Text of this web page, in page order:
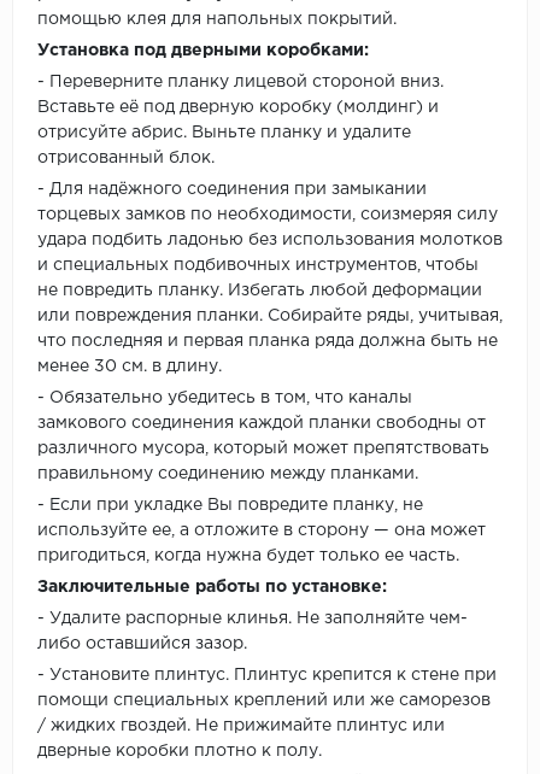
помощью клея для напольных покрытий.
Установка под дверными коробками:
- Переверните планку лицевой стороной вниз.
Вставьте её под дверную коробку (молдинг) и
отрисуйте абрис. Выньте планку и удалите
отрисованный блок.
- Для надёжного соединения при замыкании
торцевых замков по необходимости, соизмеряя силу
удара подбить ладонью без использования молотков
и специальных подбивочных инструментов, чтобы
не повредить планку. Избегать любой деформации
или повреждения планки. Собирайте ряды, учитывая,
что последняя и первая планка ряда должна быть не
менее 30 см. в длину.
- Обязательно убедитесь в том, что каналы
замкового соединения каждой планки свободны от
различного мусора, который может препятствовать
правильному соединению между планками.
- Если при укладке Вы повредите планку, не
используйте ее, а отложите в сторону — она может
пригодиться, когда нужна будет только ее часть.
Заключительные работы по установке:
- Удалите распорные клинья. Не заполняйте чем-
либо оставшийся зазор.
- Установите плинтус. Плинтус крепится к стене при
помощи специальных креплений или же саморезов
/ жидких гвоздей. Не прижимайте плинтус или
дверные коробки плотно к полу.